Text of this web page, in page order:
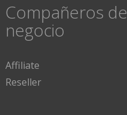
Compañeros de
negocio
Affiliate
Reseller